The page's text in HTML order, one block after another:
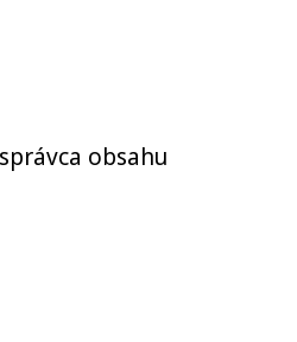
obsahu